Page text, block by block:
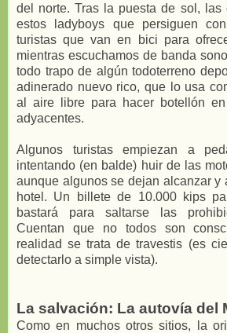
del norte. Tras la puesta de sol,
estos ladyboys que persiguen
turistas que van en bici para
mientras escuchamos de banda
todo trapo de algún todoterreno
adinerado nuevo rico, que lo usa
al aire libre para hacer botellón
adyacentes.
Algunos turistas empiezan a
intentando (en balde) huir de las
aunque algunos se dejan alcanzar y
hotel. Un billete de 10.000 kips
bastará para saltarse las
Cuentan que no todos son
realidad se trata de travestis (es
detectarlo a simple vista).
La salvación: La autovía del
Como en muchos otros sitios, la